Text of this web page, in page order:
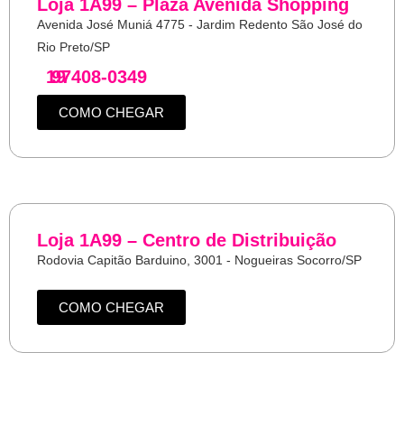
Loja 1A99 – Plaza Avenida Shopping
Avenida José Muniá 4775 - Jardim Redento São José do
Rio Preto/SP
19
97408-0349
COMO CHEGAR
Loja 1A99 – Centro de Distribuição
Rodovia Capitão Barduino, 3001 - Nogueiras Socorro/SP
COMO CHEGAR